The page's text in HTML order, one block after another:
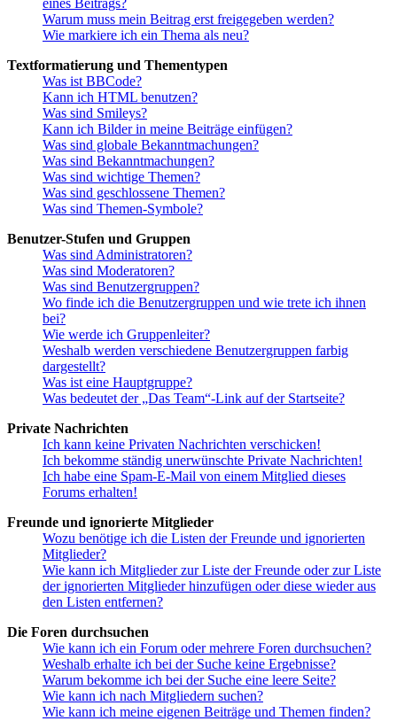
eines Beitrags?
Warum muss mein Beitrag erst freigegeben werden?
Wie markiere ich ein Thema als neu?
Textformatierung und Thementypen
Was ist BBCode?
Kann ich HTML benutzen?
Was sind Smileys?
Kann ich Bilder in meine Beiträge einfügen?
Was sind globale Bekanntmachungen?
Was sind Bekanntmachungen?
Was sind wichtige Themen?
Was sind geschlossene Themen?
Was sind Themen-Symbole?
Benutzer-Stufen und Gruppen
Was sind Administratoren?
Was sind Moderatoren?
Was sind Benutzergruppen?
Wo finde ich die Benutzergruppen und wie trete ich ihnen
bei?
Wie werde ich Gruppenleiter?
Weshalb werden verschiedene Benutzergruppen farbig
dargestellt?
Was ist eine Hauptgruppe?
Was bedeutet der „Das Team“-Link auf der Startseite?
Private Nachrichten
Ich kann keine Privaten Nachrichten verschicken!
Ich bekomme ständig unerwünschte Private Nachrichten!
Ich habe eine Spam-E-Mail von einem Mitglied dieses
Forums erhalten!
Freunde und ignorierte Mitglieder
Wozu benötige ich die Listen der Freunde und ignorierten
Mitglieder?
Wie kann ich Mitglieder zur Liste der Freunde oder zur Liste
der ignorierten Mitglieder hinzufügen oder diese wieder aus
den Listen entfernen?
Die Foren durchsuchen
Wie kann ich ein Forum oder mehrere Foren durchsuchen?
Weshalb erhalte ich bei der Suche keine Ergebnisse?
Warum bekomme ich bei der Suche eine leere Seite?
Wie kann ich nach Mitgliedern suchen?
Wie kann ich meine eigenen Beiträge und Themen finden?